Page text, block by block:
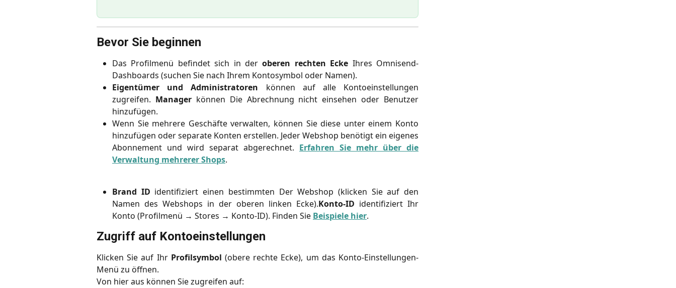
Bevor Sie beginnen
Das Profilmenü befindet sich in deroberen rechten Ecke Ihres Omnisend-
Dashboards (suchen Sie nach Ihrem Kontosymbol oder Namen).
Eigentümer und Administratoren können auf alle Kontoeinstellungen
zugreifen. Managerkönnen Die Abrechnung nicht einsehen oder Benutzer
hinzufügen.
Wenn Sie mehrere Geschäfte verwalten, können Sie diese unter einem Konto
hinzufügen oder separate Konten erstellen. Jeder Webshop benötigt ein eigenes
Abonnement und wird separat abgerechnet. Erfahren Sie mehr über die
Verwaltung mehrerer Shops.
Brand ID identifiziert einen bestimmten Der Webshop (klicken Sie auf den
Namen des Webshops in der oberen linken Ecke).Konto-ID identifiziert Ihr
Konto (Profilmenü → Stores → Konto-ID). Finden Sie Beispiele hier.
Zugriff auf Kontoeinstellungen
Klicken Sie auf Ihr Profilsymbol (obere rechte Ecke), um das Konto-Einstellungen-
Menü zu öffnen.
Von hier aus können Sie zugreifen auf: